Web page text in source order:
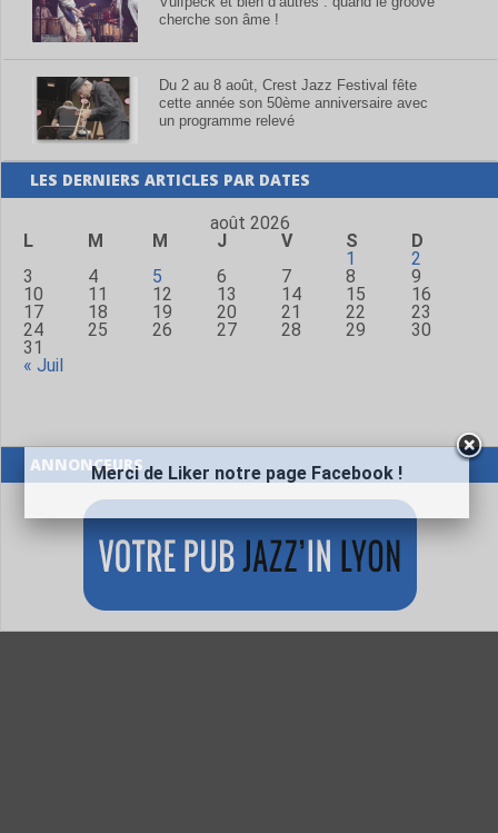
cherche son âme !
Du 2 au 8 août, Crest Jazz Festival fête
cette année son 50ème anniversaire avec
un programme relevé
LES DERNIERS ARTICLES PAR DATES
août 2026
L
M M J V S
D
1
2
3
4 5 6 7 8
9
10
11 12 13 14 15
16
17
18 19 20 21 22
23
24
25 26 27 28 29
30
31
« Juil
ANNONCEURSMerci de Liker notre page Facebook !